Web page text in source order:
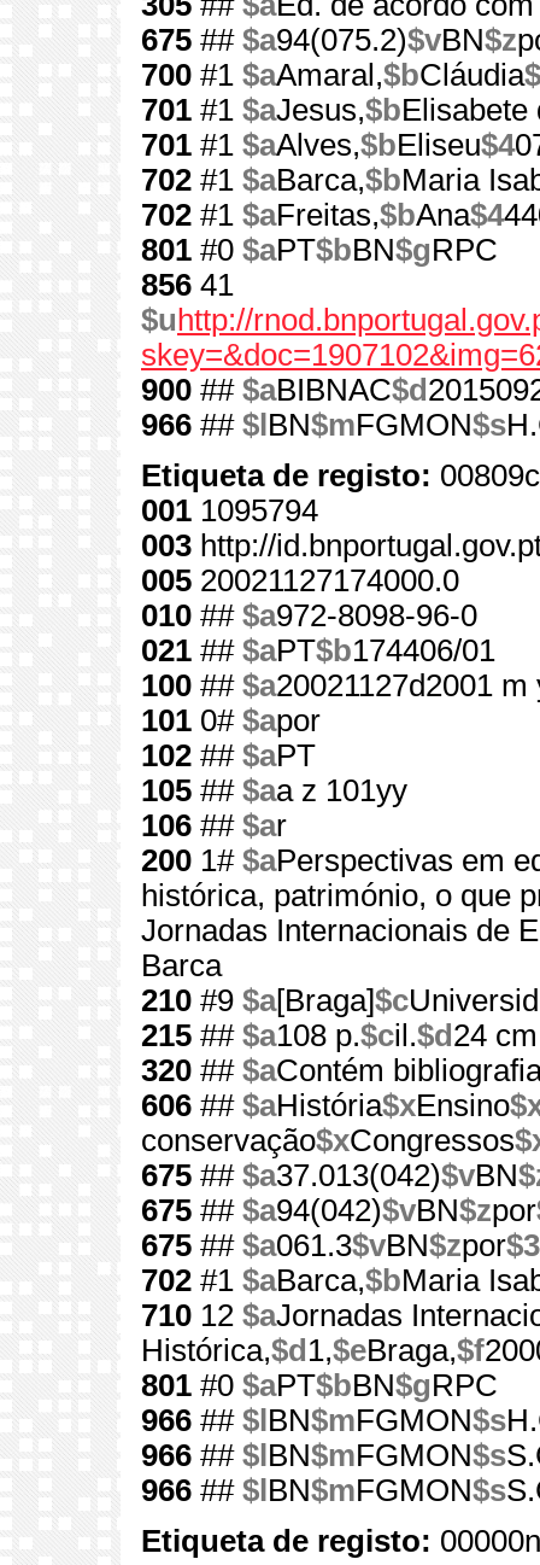
675 ## $a94(075.2)$vBN$z
700 #1 $aAmaral,$bCláudia
701 #1 $aJesus,$bElisabete
701 #1 $aAlves,$bEliseu$4
702 #1 $aBarca,$bMaria
702 #1 $aFreitas,$bAna$4
801 #0 $aPT$bBN$gRPC
856 41
$u http://
900 ## $aBIBNAC$d
966 ## $l BN$mFGMON$s
Etiqueta de registo:
001 1095794
003 http://
005 20021127174000.0
010 ## $a972-8098-96-0
021 ## $aPT$b174406/01
100 ## $a20021127d2001
101 0# $apor
102 ## $aPT
105 ## $aa z 101yy
106 ## $ar
200 1# $aPerspectivas em
histórica, património, o que
Jornadas Internacionais de
Barca
210 #9 $a[Braga]$c
215 ## $a108 p.$cil.$d 24 cm
320 ## $aContém
606 ## $aHistória$xEnsino
conservação$xCongressos
675 ## $a37.013(042)$vBN
675 ## $a94(042)$vBN$zpor
675 ## $a061.3$vBN$zpor$3
702 #1 $aBarca,$bMaria
710 12 $aJornadas
Histórica,$d 1,$eBraga,$f
801 #0 $aPT$bBN$gRPC
966 ## $l BN$mFGMON$s
966 ## $l BN$mFGMON$s
966 ## $l BN$mFGMON$s
Etiqueta de registo: